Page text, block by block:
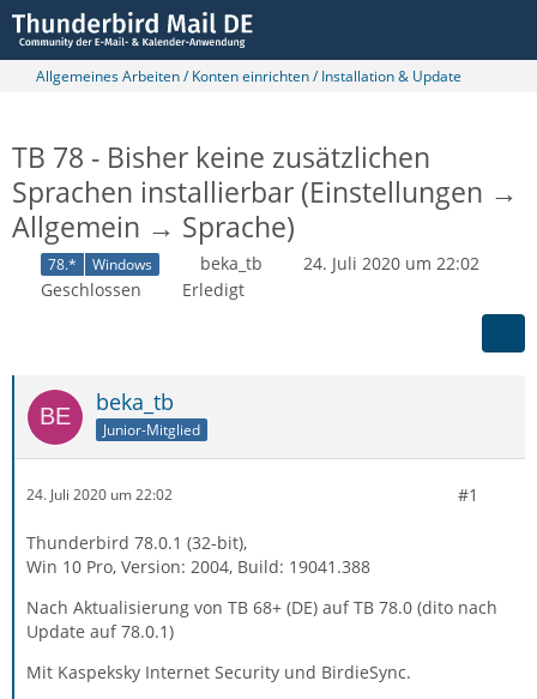
Allgemeines Arbeiten / Konten einrichten / Installation & Update
TB 78 - Bisher keine zusätzlichen
Sprachen installierbar (Einstellungen →
Allgemein → Sprache)
78.* Windows beka_tb
24. Juli 2020 um 22:02
Geschlossen
Erledigt
beka_tb
Junior-Mitglied
24. Juli 2020 um 22:02 #1
Thunderbird 78.0.1 (32-bit),
Win 10 Pro, Version: 2004, Build: 19041.388
Nach Aktualisierung von TB 68+ (DE) auf TB 78.0 (dito nach
Update auf 78.0.1)
Mit Kaspeksky Internet Security und BirdieSync.